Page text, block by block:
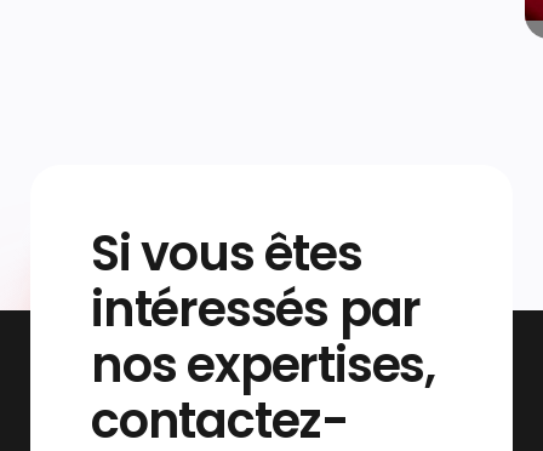
Si vous êtes
intéressés par
nos expertises,
contactez-